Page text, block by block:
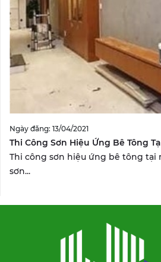
Ngày đăng: 13/04/2021
Thi Công Sơn Hiệu Ứng Bê Tông
Thi công sơn hiệu ứng bê tông tại
sơn...